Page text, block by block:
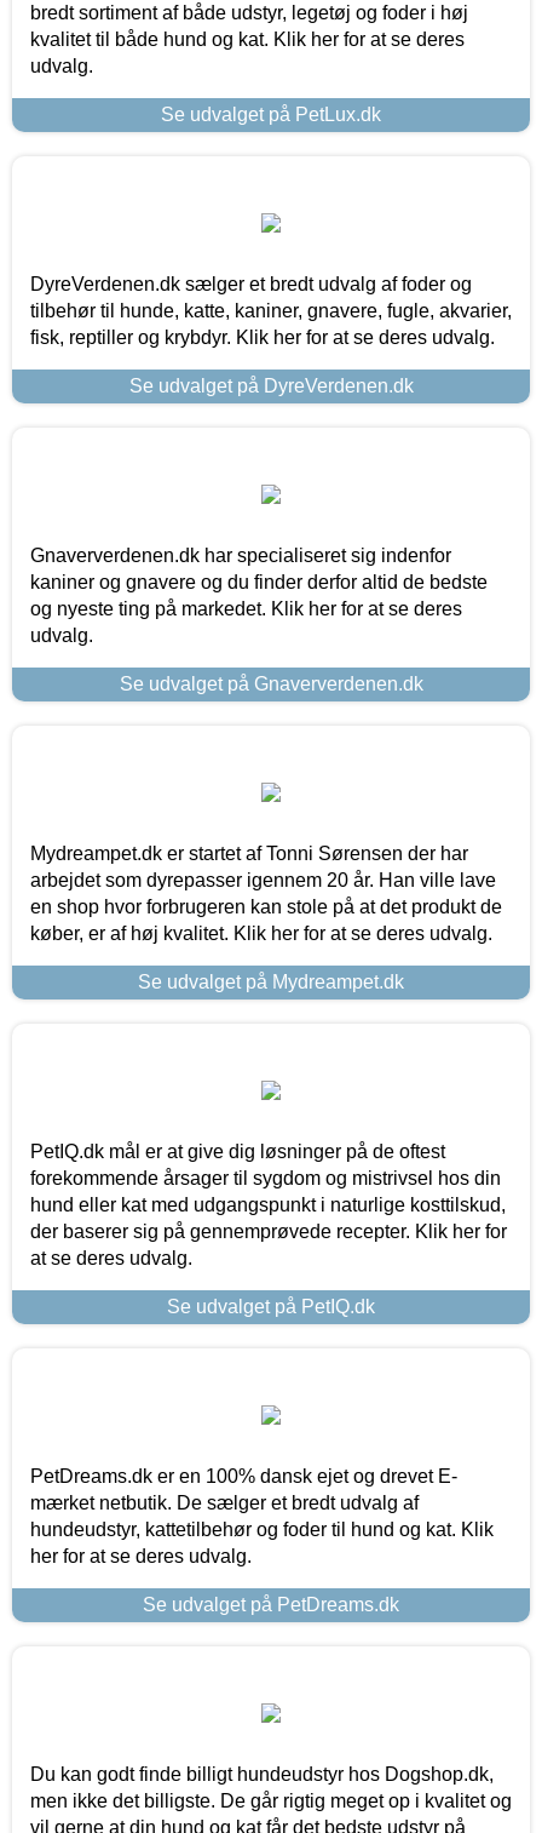
bredt sortiment af både udstyr, legetøj og foder i høj
kvalitet til både hund og kat. Klik her for at se deres
udvalg.
Se udvalget på PetLux.dk
DyreVerdenen.dk sælger et bredt udvalg af foder og
tilbehør til hunde, katte, kaniner, gnavere, fugle, akvarier,
fisk, reptiller og krybdyr. Klik her for at se deres udvalg.
Se udvalget på DyreVerdenen.dk
Gnaververdenen.dk har specialiseret sig indenfor
kaniner og gnavere og du finder derfor altid de bedste
og nyeste ting på markedet. Klik her for at se deres
udvalg.
Se udvalget på Gnaververdenen.dk
Mydreampet.dk er startet af Tonni Sørensen der har
arbejdet som dyrepasser igennem 20 år. Han ville lave
en shop hvor forbrugeren kan stole på at det produkt de
køber, er af høj kvalitet. Klik her for at se deres udvalg.
Se udvalget på Mydreampet.dk
PetIQ.dk mål er at give dig løsninger på de oftest
forekommende årsager til sygdom og mistrivsel hos din
hund eller kat med udgangspunkt i naturlige kosttilskud,
der baserer sig på gennemprøvede recepter. Klik her for
at se deres udvalg.
Se udvalget på PetIQ.dk
PetDreams.dk er en 100% dansk ejet og drevet E-
mærket netbutik. De sælger et bredt udvalg af
hundeudstyr, kattetilbehør og foder til hund og kat. Klik
her for at se deres udvalg.
Se udvalget på PetDreams.dk
Du kan godt finde billigt hundeudstyr hos Dogshop.dk,
men ikke det billigste. De går rigtig meget op i kvalitet og
vil gerne at din hund og kat får det bedste udstyr på